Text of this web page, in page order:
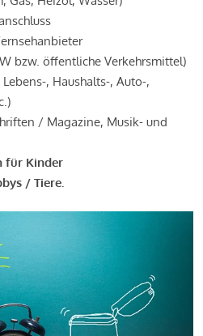
bzw. öffentliche Verkehrsmittel)
Lebens-, Haushalts-, Auto-,
/ Magazine, Musik- und
für Kinder
/ Tiere.